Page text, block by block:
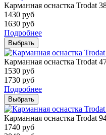
Карманная оснастка Trodat
1430 руб
1630 руб
Подробнее
Выбрать
Карманная оснастка Trodat
1530 руб
1730 руб
Подробнее
Выбрать
Карманная оснастка Trodat
1740 руб